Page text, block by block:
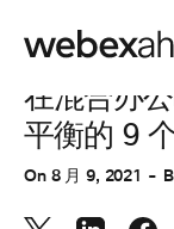
协作
在混合办
平衡的 9
On 8 月 9, 2021